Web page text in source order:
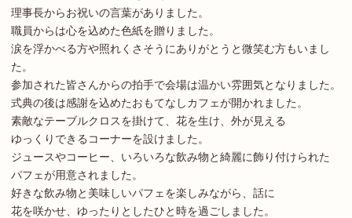
理事長からお祝いの言葉がありました。
職員からは心を込めた色紙を贈りました。
涙を浮かべる方や照れくさそうにありがとうと微笑む方もいまし
た。
参加された皆さんからの拍手で会場は温かい雰囲気となりました。
式典の後は感謝を込めたおもてなしカフェが開かれました。
素敵なテーブルクロスを掛けて、花を生け、外が見える
ゆっくりできるコーナーを設けました。
ジュースやコーヒー、いろいろな飲み物と綺麗に飾り付けられた
パフェが用意されました。
好きな飲み物と美味しいパフェを楽しみながら、話に
花を咲かせ、ゆったりとしたひと時を過ごしました。